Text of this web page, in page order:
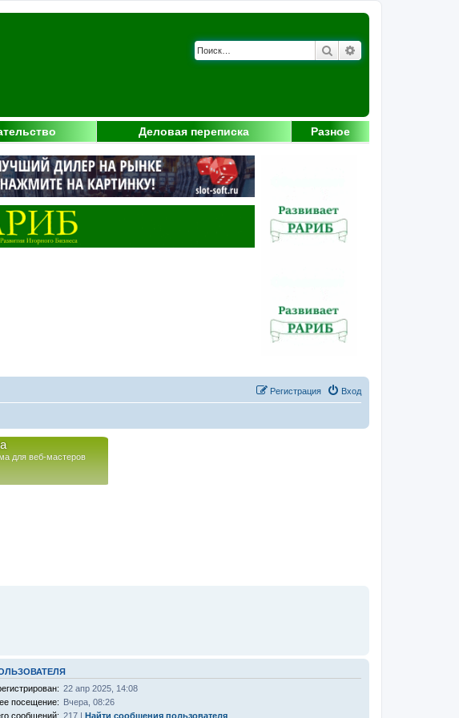
Поиск
Деловая переписка Разное
Вход
Регистрация
для веб-мастеров
22 апр 2025, 14:08
посещение: Вчера, 08:26
сообщений: 217 | Найти сообщения пользователя